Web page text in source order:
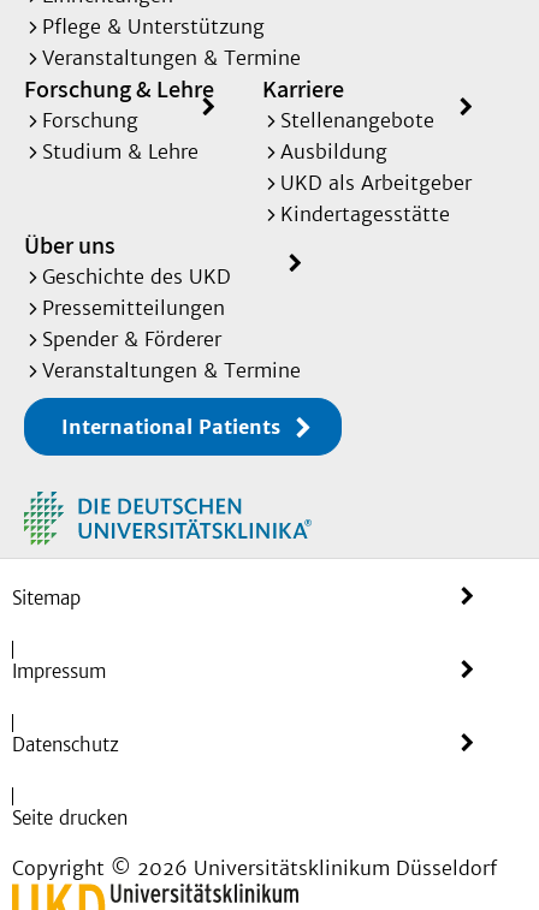
Pflege & Unterstützung
Veranstaltungen & Termine
Forschung & Lehre
Forschung
Studium & Lehre
Karriere
Stellenangebote
Ausbildung
UKD als Arbeitgeber
Kindertagesstätte
Über uns
Geschichte des UKD
Pressemitteilungen
Spender & Förderer
Veranstaltungen & Termine
International Patients
Sitemap
Impressum
Datenschutz
Seite drucken
Copyright © 2026 Universitätsklinikum Düsseldorf